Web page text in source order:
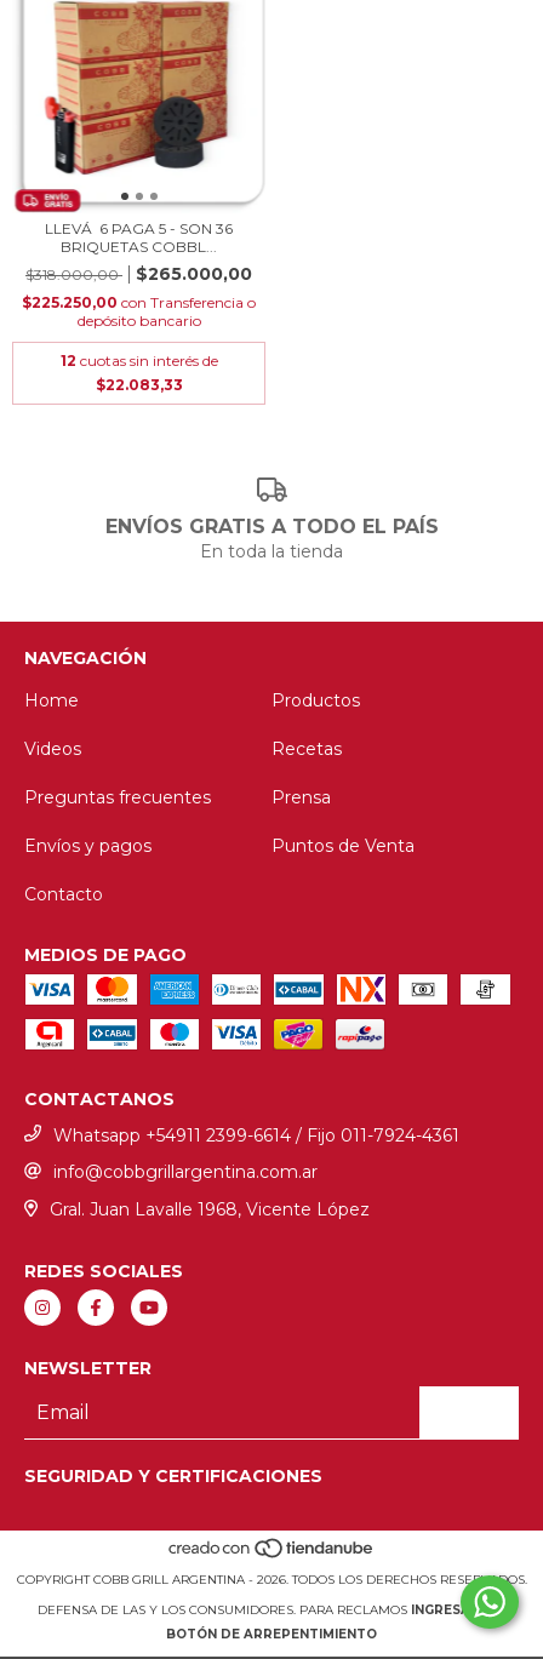
LLEVÁ 6 PAGA 5 - SON 36
BRIQUETAS COBBL...
$318.000,00
$265.000,00
$225.250,00 con Transferencia o
depósito bancario
12 cuotas sin interés de
$22.083,33
ENVÍOS GRATIS A TODO EL PAÍS
En toda la tienda
NAVEGACIÓN
Home
Productos
Videos Recetas
Preguntas frecuentes Prensa
Envíos y pagos Puntos de Venta
Contacto
MEDIOS DE PAGO
CONTACTANOS
Whatsapp +54911 2399-6614 / Fijo ‎011-7924-4361
info@cobbgrillargentina.com.ar
Gral. Juan Lavalle 1968, Vicente López
REDES SOCIALES
NEWSLETTER
SEGURIDAD Y CERTIFICACIONES
COPYRIGHT COBB GRILL ARGENTINA - 2026. TODOS LOS DERECHOS RESERVADOS.
DEFENSA DE LAS Y LOS CONSUMIDORES. PARA RECLAMOS
INGRESÁ ACÁ.
BOTÓN DE ARREPENTIMIENTO